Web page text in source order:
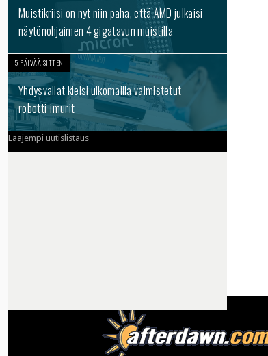
Muistikriisi on nyt niin paha, että AMD julkaisi
näytönohjaimen 4 gigatavun muistilla
5 PÄIVÄÄ SITTEN
Yhdysvallat kielsi ulkomailla valmistetut
robotti-imurit
Laajempi uutislistaus